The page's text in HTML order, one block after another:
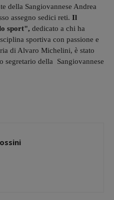
della Sangiovannese Andrea
assegno sedici reti. Il
sport", dedicato a chi ha
sportiva con passione e
di Alvaro Michelini, è stato
segretario della Sangiovannese